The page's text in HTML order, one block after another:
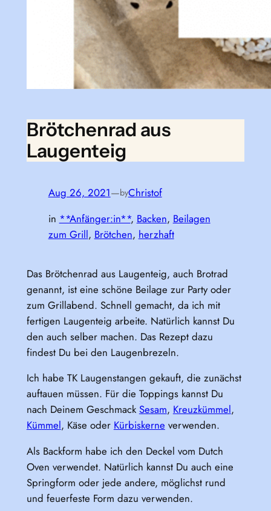
Brötchenrad aus
Laugenteig
Aug 26, 2021—byChristof
in **Anfänger:in**, Backen, Beilagen
zum Grill, Brötchen, herzhaft
Das Brötchenrad aus Laugenteig, auch Brotrad
genannt, ist eine schöne Beilage zur Party oder
zum Grillabend. Schnell gemacht, da ich mit
fertigen Laugenteig arbeite. Natürlich kannst Du
den auch selber machen. Das Rezept dazu
findest Du bei den Laugenbrezeln.
Ich habe TK Laugenstangen gekauft, die zunächst
auftauen müssen. Für die Toppings kannst Du
nach Deinem Geschmack Sesam, Kreuzkümmel,
Kümmel, Käse oder Kürbiskerne verwenden.
Als Backform habe ich den Deckel vom Dutch
Oven verwendet. Natürlich kannst Du auch eine
Springform oder jede andere, möglichst rund
und feuerfeste Form dazu verwenden.